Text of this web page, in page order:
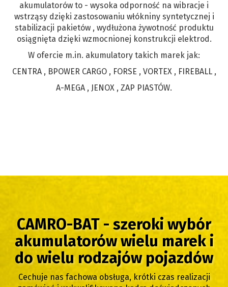
akumulatorów to - wysoka odporność na wibracje i
wstrząsy dzięki zastosowaniu włókniny syntetycznej i
stabilizacji pakietów , wydłużona żywotność produktu
osiągnięta dzięki wzmocnionej konstrukcji elektrod.
W ofercie m.in. akumulatory takich marek jak:
CENTRA , BPOWER CARGO , FORSE , VORTEX , FIREBALL ,
A-MEGA , JENOX , ZAP PIASTÓW.
CAMRO-BAT - szeroki wybór
akumulatorów wielu marek i
do wielu rodzajów pojazdów
Cechuje nas fachowa obsługa, krótki czas realizacji